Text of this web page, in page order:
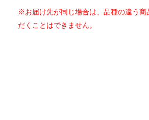
※お届け先が同じ場合は、品種の違う商
だくことはできません。